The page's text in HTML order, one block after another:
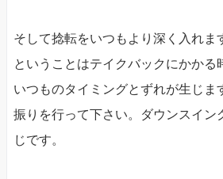
そして捻転をいつもより深く入れま
ということはテイクバックにかかる
いつものタイミングとずれが生じま
振りを行って下さい。ダウンスイン
じです。